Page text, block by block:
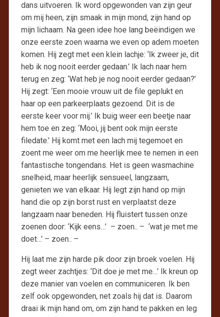
dans uitvoeren. Ik word opgewonden van zijn geur
om mij heen, zijn smaak in mijn mond, zijn hand op
mijn lichaam. Na geen idee hoe lang beëindigen we
onze eerste zoen waarna we even op adem moeten
komen. Hij zegt met een klein lachje: ‘Ik zweer je, dit
heb ik nog nooit eerder gedaan.’ Ik lach naar hem
terug en zeg: ‘Wat heb je nog nooit eerder gedaan?’
Hij zegt: ‘Een mooie vrouw uit de file geplukt en
haar op een parkeerplaats gezoend. Dit is de
eerste keer voor mij.’ Ik buig weer een beetje naar
hem toe en zeg: ‘Mooi, jij bent ook mijn eerste
filedate.’ Hij komt met een lach mij tegemoet en
zoent me weer om me heerlijk mee te nemen in een
fantastische tongendans. Het is geen wasmachine
snelheid, maar heerlijk sensueel, langzaam,
genieten we van elkaar. Hij legt zijn hand op mijn
hand die op zijn borst rust en verplaatst deze
langzaam naar beneden. Hij fluistert tussen onze
zoenen door: ‘Kijk eens…’ – zoen.. – ‘wat je met me
doet…’ – zoen.. –
Hij laat me zijn harde pik door zijn broek voelen. Hij
zegt weer zachtjes: ‘Dit doe je met me…’ Ik kreun op
deze manier van voelen en communiceren. Ik ben
zelf ook opgewonden, net zoals hij dat is. Daarom
draai ik mijn hand om, om zijn hand te pakken en leg